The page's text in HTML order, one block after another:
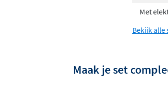
Met
Bekijk alle
Maak je set